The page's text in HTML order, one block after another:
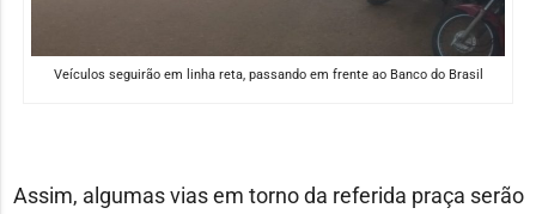
Veículos seguirão em linha reta, passando em frente ao Banco do Brasil
Assim, algumas vias em torno da referida praça serão